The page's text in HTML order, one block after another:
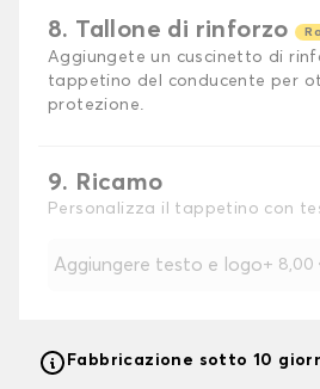
8. Tallone di rinforzo
Aggiungete un cuscinetto di
tappetino del conducente per
protezione.
9. Ricamo
Personalizza il tappetino con
Aggiungere testo e logo+ 8,00
Fabbricazione sotto 10